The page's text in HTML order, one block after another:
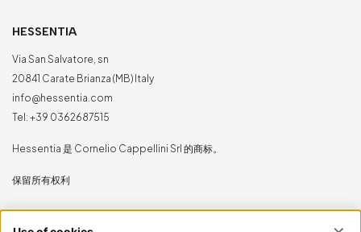
HESSENTIA
Via San Salvatore, sn
20841 Carate Brianza (MB) Italy
info@hessentia.com
Tel: +39 0362687515
Hessentia 是 Cornelio Cappellini Srl 的商标。
保留所有权利